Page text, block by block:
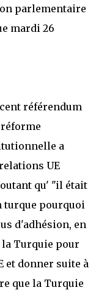
parlementaire
mardi 26
référendum
a
UE
qu' "il était
pourquoi
d'adhésion, en
Turquie pour
et donner suite à
que la Turquie